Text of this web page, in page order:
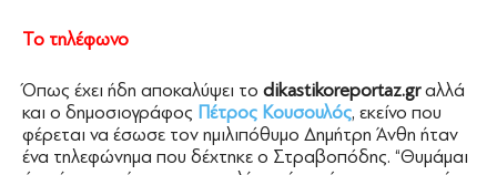
Το τηλέφωνο
Όπως έχει ήδη αποκαλύψει το dikastikoreportaz.grαλλά
και ο δημοσιογράφος Πέτρος Κουσουλός, εκείνο που
φέρεται να έσωσε τον ημιλιπόθυμο Δημήτρη Άνθη ήταν
ένα τηλεφώνημα που δέχτηκε ο Στραβοπόδης. “Θυμάμαι